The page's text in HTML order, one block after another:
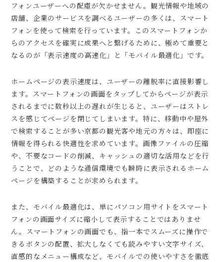
フォンユーザーへの配慮が欠かせません。観光情報や地域の
店舗、企業のサービスを調べるユーザーの多くは、スマート
フォンを使って検索を行っています。このスマートフォンか
らのアクセスを確実に成果へと繋げるために、極めて重要と
なるのが「表示速度の高速化」と「モバイル最適化」です。
ホームページの表示速度は、ユーザーの離脱率に直接影響し
ます。スマートフォンの画面をタップしてからページが表示
されるまでに数秒以上の遅れが生じると、ユーザーはストレ
スを感じてページを閉じてしまいます。特に、移動中や屋外
で検索することが多い京都の観光客や地元の方々は、即座に
情報を得られる快適性を求めています。画像ファイルの圧縮
や、不要なコードの削減、キャッシュの適切な活用などを行
うことで、どのような通信環境でも瞬時に表示されるホーム
ページを構築することが求められます。
また、モバイル最適化は、単にパソコン用サイトをスマート
フォンの画面サイズに縮小して表示することではありませ
ん。スマートフォンの画面でも、指一本でスムーズに操作で
きるボタンの配置、拡大しなくても読みやすい文字サイズ、
直感的なメニュー構成など、モバイルでの使いやすさを徹底